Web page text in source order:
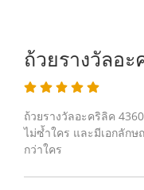
ถ้วยรางวัลอ
ถ้วยรางวัลอะคริลิค
ไม่ซ้ำใคร และมีเอกลัก
กว่าใคร